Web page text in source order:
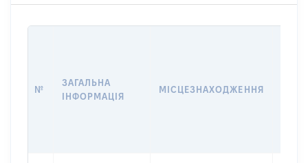
№
ЗАГАЛЬНА
ІНФОРМАЦІЯ
МІСЦЕЗНАХОДЖЕННЯ